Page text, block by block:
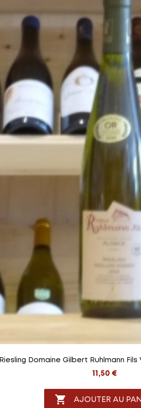
Riesling Domaine Gilbert Ruhlmann Fils
11,50 €
 AJOUTER AU